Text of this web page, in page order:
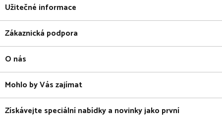
Užitečné informace
Zákaznická podpora
O nás
Mohlo by Vás zajímat
Získávejte speciální nabídky a novinky jako první